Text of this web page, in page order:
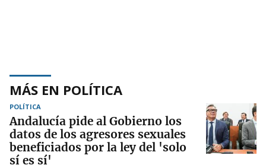
MÁS EN POLÍTICA
POLÍTICA
Andalucía pide al Gobierno los
datos de los agresores sexuales
beneficiados por la ley del 'solo
sí es sí'